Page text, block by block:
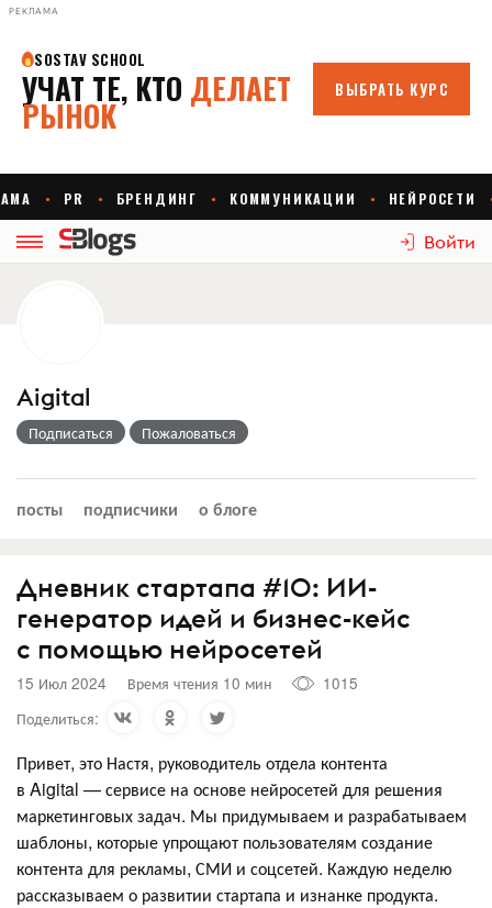
РЕКЛАМА
Войти
Aigital
Подписаться Пожаловаться
посты подписчики о блоге
Дневник стартапа #10: ИИ-
генератор идей и бизнес-кейс
с помощью нейросетей
15 Июл 2024 Время чтения 10 мин
1015
Поделиться:
Привет, это Настя, руководитель отдела контента
в Aigital — сервисе на основе нейросетей для решения
маркетинговых задач. Мы придумываем и разрабатываем
шаблоны, которые упрощают пользователям создание
контента для рекламы, СМИ и соцсетей. Каждую неделю
рассказываем о развитии стартапа и изнанке продукта.